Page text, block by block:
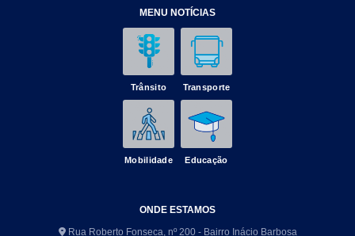
MENU NOTÍCIAS
Trânsito Transporte
Mobilidade Educação
ONDE ESTAMOS
Rua Roberto Fonseca, nº 200 - Bairro Inácio Barbosa